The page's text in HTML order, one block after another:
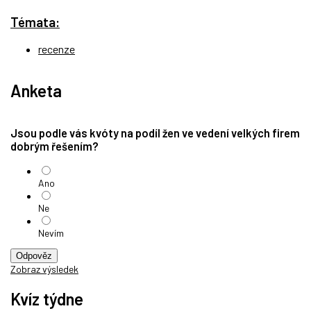
Témata:
recenze
Anketa
Jsou podle vás kvóty na podíl žen ve vedení velkých firem
dobrým řešením?
Ano
Ne
Nevím
Odpověz
Zobraz výsledek
Kvíz týdne